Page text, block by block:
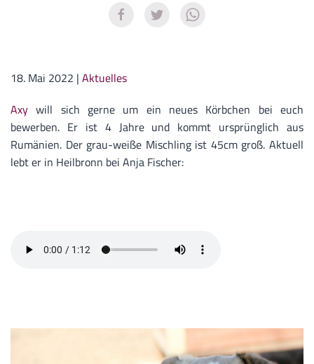
18. Mai 2022 | Aktuelles
Axywill sich gerne um ein neues Körbchen bei euch
bewerben. Er ist 4 Jahre und kommt ursprünglich aus
Rumänien. Der grau-weiße Mischling ist 45cm groß. Aktuell
lebt er in Heilbronn bei Anja Fischer: